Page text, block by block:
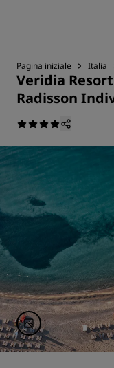
Pagina iniziale Italia
Veridia
Radisson